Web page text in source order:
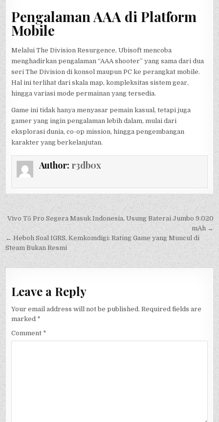
Pengalaman AAA di Platform
Mobile
Melalui The Division Resurgence, Ubisoft mencoba
menghadirkan pengalaman “AAA shooter” yang sama dari dua
seri The Division di konsol maupun PC ke perangkat mobile.
Hal ini terlihat dari skala map, kompleksitas sistem gear,
hingga variasi mode permainan yang tersedia.
Game ini tidak hanya menyasar pemain kasual, tetapi juga
gamer yang ingin pengalaman lebih dalam, mulai dari
eksplorasi dunia, co-op mission, hingga pengembangan
karakter yang berkelanjutan.
Author: r3db0x
Post
navigation
Vivo T5 Pro Segera Masuk Indonesia, Usung Baterai Jumbo 9.020
mAh →
← Heboh Soal IGRS, Kemkomdigi: Rating Game yang Muncul di
Steam Bukan Resmi
Leave a Reply
Your email address will not be published. Required fields are
marked *
Comment *